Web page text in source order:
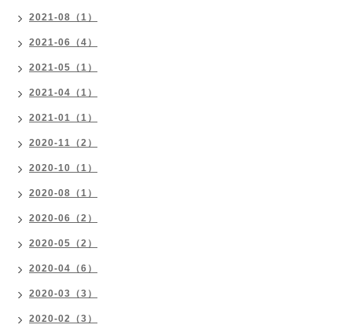
2021-08（1）
2021-06（4）
2021-05（1）
2021-04（1）
2021-01（1）
2020-11（2）
2020-10（1）
2020-08（1）
2020-06（2）
2020-05（2）
2020-04（6）
2020-03（3）
2020-02（3）